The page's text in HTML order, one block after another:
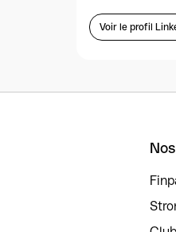
Voir le profil